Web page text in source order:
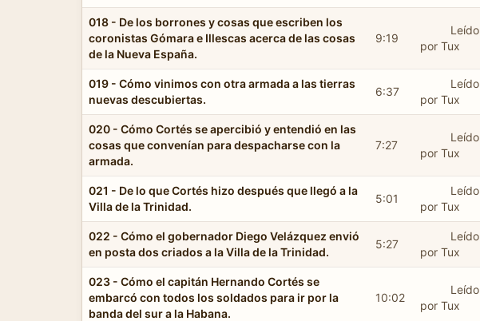
018 - De los borrones y cosas que escriben los
coronistas Gómara e Illescas acerca de las cosas
de la Nueva España.
9:19
Leído
por Tux
019 - Cómo vinimos con otra armada a las tierras
nuevas descubiertas.
6:37
Leído
por Tux
020 - Cómo Cortés se apercibió y entendió en las
cosas que convenían para despacharse con la
armada.
7:27
Leído
por Tux
021 - De lo que Cortés hizo después que llegó a la
Villa de la Trinidad.
5:01
Leído
por Tux
022 - Cómo el gobernador Diego Velázquez envió
en posta dos criados a la Villa de la Trinidad.
5:27
Leído
por Tux
023 - Cómo el capitán Hernando Cortés se
embarcó con todos los soldados para ir por la
banda del sur a la Habana.
10:02
Leído
por Tux